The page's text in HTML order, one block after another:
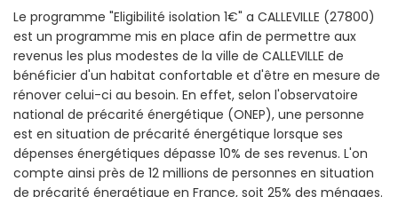
Le programme "Eligibilité isolation 1€" a CALLEVILLE (27800)
est un programme mis en place afin de permettre aux
revenus les plus modestes de la ville de CALLEVILLE de
bénéficier d'un habitat confortable et d'être en mesure de
rénover celui-ci au besoin. En effet, selon l'observatoire
national de précarité énergétique (ONEP), une personne
est en situation de précarité énergétique lorsque ses
dépenses énergétiques dépasse 10% de ses revenus. L'on
compte ainsi près de 12 millions de personnes en situation
de précarité énergétique en France, soit 25% des ménages.